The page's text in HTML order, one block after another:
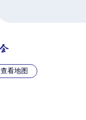
查看地图